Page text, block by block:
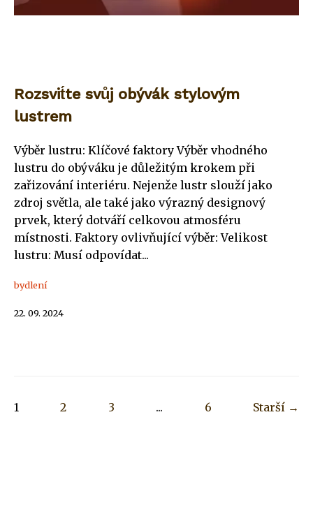
Rozsvit́te svůj obývák stylovým
lustrem
Výběr lustru: Klíčové faktory Výběr vhodného
lustru do obýváku je důležitým krokem při
zařizování interiéru. Nejenže lustr slouží jako
zdroj světla, ale také jako výrazný designový
prvek, který dotváří celkovou atmosféru
místnosti. Faktory ovlivňující výběr: Velikost
lustru: Musí odpovídat...
bydlení
22. 09. 2024
1 2 3 ... 6 Starší →